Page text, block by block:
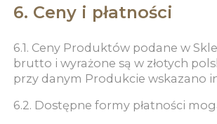
6. Ceny i płatności
6.1. Ceny Produktów podane w
brutto i wyrażone są w złotych
przy danym Produkcie wskazano
6.2. Dostępne formy płatności